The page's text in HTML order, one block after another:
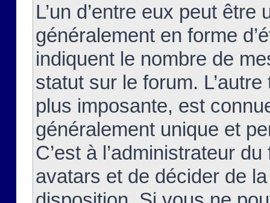
L’un d’entre eux peut
généralement en forme
indiquent le nombre de
statut sur le forum.
plus imposante, est
généralement unique et
C’est à l’administrateur
avatars et de décider de